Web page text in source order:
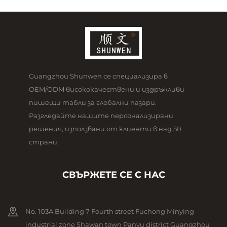
Guangzhou Shunwen се специализира в
OEM/ODM висококачествени и издръжливи
пишещи табли за глобални пазари.
Разгледайте нашите персонализирани
решения, използвани от клиенти в над 50
страни.
СВЪРЖЕТЕ СЕ С НАС
No. 103A Building 7 Fourth street Fuchong Minying
industrial zone Shawan town Panyu district Guangzhou